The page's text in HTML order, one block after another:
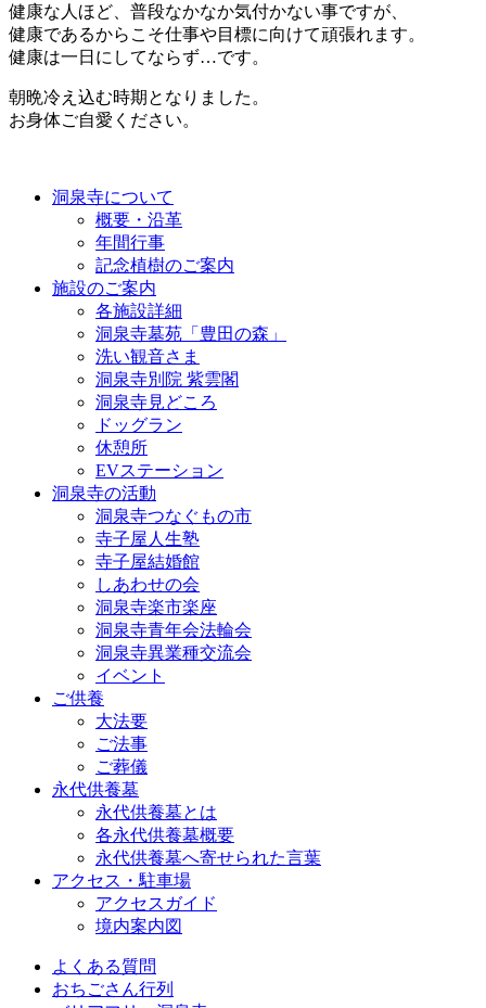
健康な人ほど、普段なかなか気付かない事ですが、
健康であるからこそ仕事や目標に向けて頑張れます。
健康は一日にしてならず…です。
朝晩冷え込む時期となりました。
お身体ご自愛ください。
洞泉寺について
概要・沿革
年間行事
記念植樹のご案内
施設のご案内
各施設詳細
洞泉寺墓苑「豊田の森」
洗い観音さま
洞泉寺別院 紫雲閣
洞泉寺見どころ
ドッグラン
休憩所
EVステーション
洞泉寺の活動
洞泉寺つなぐもの市
寺子屋人生塾
寺子屋結婚館
しあわせの会
洞泉寺楽市楽座
洞泉寺青年会法輪会
洞泉寺異業種交流会
イベント
ご供養
大法要
ご法事
ご葬儀
永代供養墓
永代供養墓とは
各永代供養墓概要
永代供養墓へ寄せられた言葉
アクセス・駐車場
アクセスガイド
境内案内図
よくある質問
おちごさん行列